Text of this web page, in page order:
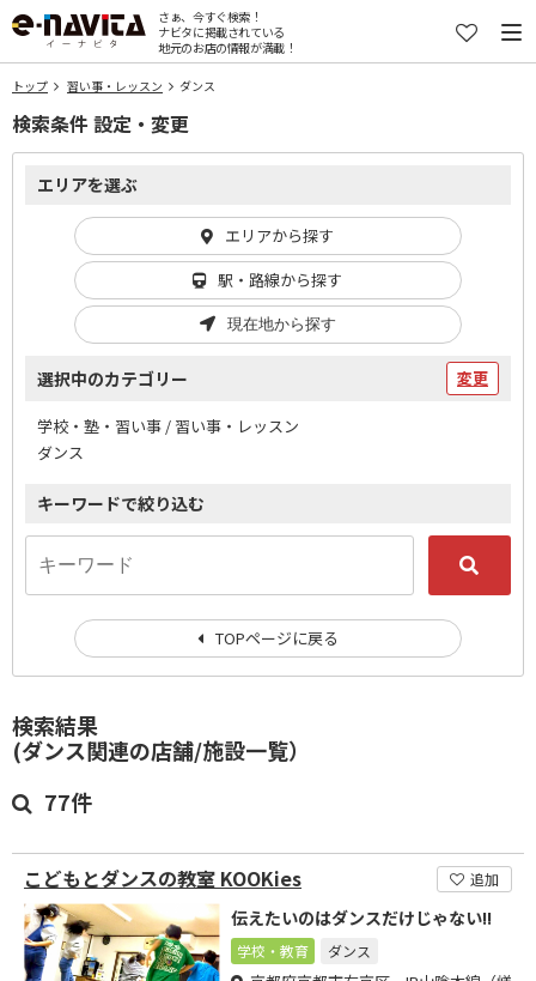
さぁ、今すぐ検索！
ナビタに掲載されている
地元のお店の情報が満載！
トップ 習い事・レッスン ダンス
検索結果
(ダンス関連の店舗/施設一覧）
77件
こどもとダンスの教室 KOOKies 追加
伝えたいのはダンスだけじゃない!!
学校・教育 ダンス
検索条件 設定・変更
エリアを選ぶ
エリアから探す
駅・路線から探す
現在地から探す
選択中のカテゴリー 変更
学校・塾・習い事 / 習い事・レッスン
ダンス
キーワードで絞り込む
TOPページに戻る